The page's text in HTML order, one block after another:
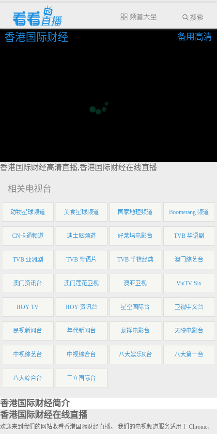
香港国际财经 备用高清
香港国际财经高清直播,香港国际财经在线直播
相关电视台
动物星球频道 美食星球频道 国家地理频道 Boomerang 频道
CN卡通频道 迪士尼频道 好莱坞电影台 TVB 华语剧
TVB 亚洲剧 TVB 粤语片 TVB 千禧经典 澳门综艺台
澳门资讯台 澳门莲花卫视 澳亚卫视 ViuTV Six
HOY TV HOY 资讯台 星空国际台 卫视中文台
民视新闻台 年代新闻台 龙祥电影台 天映电影台
中视综艺台 中视综合台 八大娱乐K台 八大第一台
八大综合台 三立国际台
香港国际财经简介
香港国际财经在线直播
欢迎来到我们的网站收看香港国际财经直播。 我们的电视频道服务适用于 Chrome、